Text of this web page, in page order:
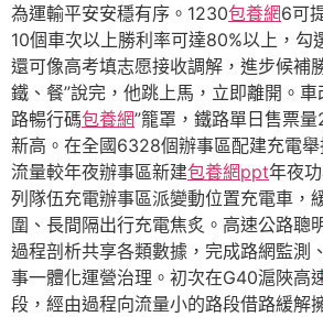
為運輸平安安穩有序。1230包養網6可
10個車次以上勝利率可達80%以上，勾
還可像高考填志愿接收調解，進步候補
鐵、餐”說完，他跳上馬，立即離開。車
路暢行碼包養網”籠罩，鐵路單日售票
新高。在全國6328個辦事區配建充電
流量較年夜辦事區新建包養網ppt年夜
列隊伍充電辦事區派變動位置充電車，
圍、長間隔出行充電焦炙。高速公路聰
過程剖析共享各類數據，完成路網監測
事一體化運營治理。初次在G40滬陜高
段，經由過程向流量小的路段借路緩解